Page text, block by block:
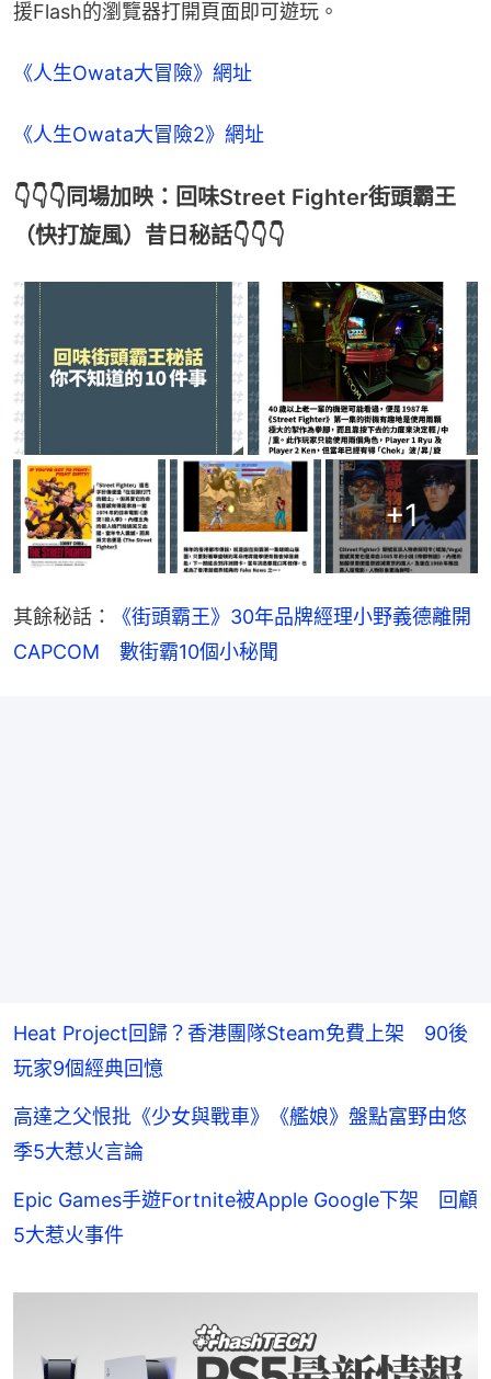
援Flash的瀏覽器打開頁面即可遊玩。
《人生Owata大冒險》網址
《人生Owata大冒險2》網址
👇👇👇同場加映：回味Street Fighter街頭霸王
（快打旋風）昔日秘話👇👇👇
+1
其餘秘話：
《街頭霸王》30年品牌經理小野義德離開
CAPCOM　數街霸10個小秘聞
Heat Project回歸？香港團隊Steam免費上架 90後
玩家9個經典回憶
高達之父恨批《少女與戰車》《艦娘》盤點富野由悠
季5大惹火言論
Epic Games手遊Fortnite被Apple Google下架 回顧
5大惹火事件